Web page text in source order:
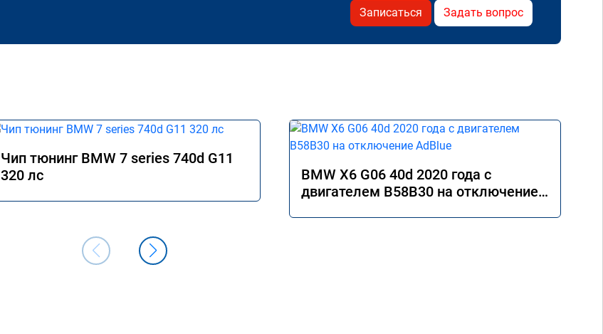
Записаться Задать вопрос
Чип тюнинг BMW 7 series 740d G11
320 лс
BMW X6 G06 40d 2020 года с
двигателем B58B30 на отключение